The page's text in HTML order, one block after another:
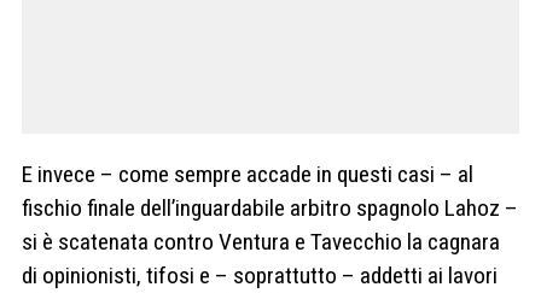
E invece – come sempre accade in questi casi – al
fischio finale dell’inguardabile arbitro spagnolo Lahoz –
si è scatenata contro Ventura e Tavecchio la cagnara
di opinionisti, tifosi e – soprattutto – addetti ai lavori